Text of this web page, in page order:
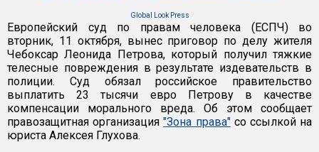
Global Look Press
Европейский суд по правам человека (ЕСПЧ) во
вторник, 11 октября, вынес приговор по делу жителя
Чебоксар Леонида Петрова, который получил тяжкие
телесные повреждения в результате издевательств в
полиции. Суд обязал российское правительство
выплатить 23 тысячи евро Петрову в качестве
компенсации морального вреда. Об этом сообщает
правозащитная организация"Зона права"со ссылкой на
юриста Алексея Глухова.